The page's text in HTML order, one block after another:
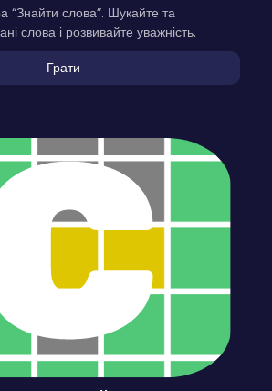
“Знайти слова”. Шукайте та
слова і розвивайте уважність.
Грати